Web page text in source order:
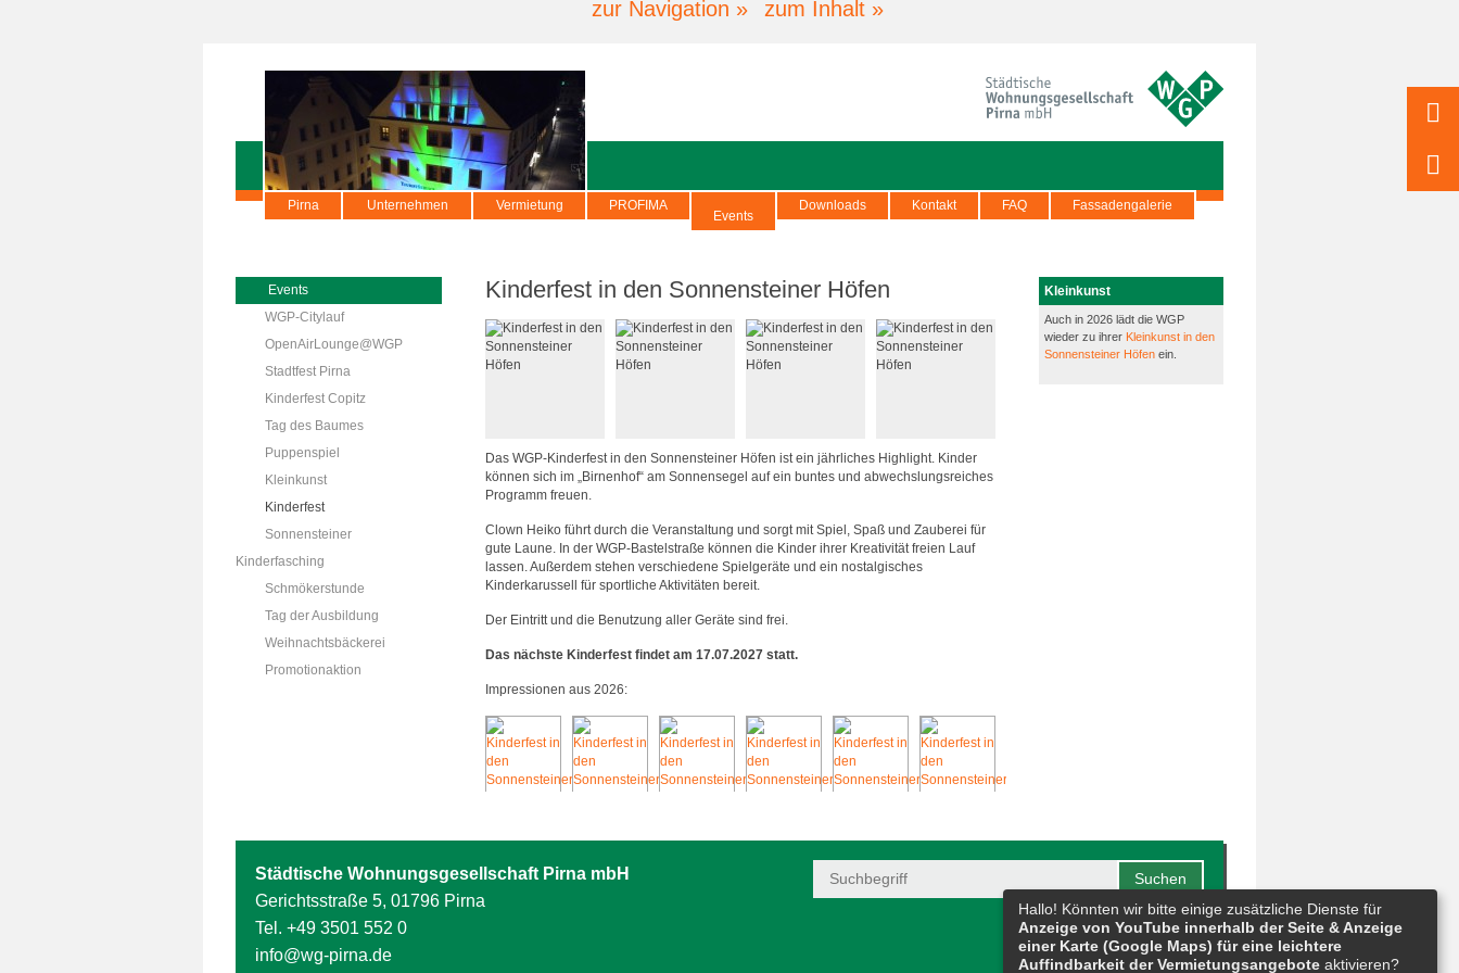
zur Navigation » zum Inhalt »
Pirna Unternehmen Vermietung PROFIMA
Events
Downloads Kontakt FAQ Fassadengalerie
Events
WGP-Citylauf
OpenAirLounge@WGP
Stadtfest Pirna
Kinderfest Copitz
Tag des Baumes
Puppenspiel
Kleinkunst
Kinderfest
Sonnensteiner
Kinderfasching
Schmökerstunde
Tag der Ausbildung
Weihnachtsbäckerei
Promotionaktion
Kinderfest in den Sonnensteiner Höfen
Das WGP-Kinderfest in den Sonnensteiner Höfen ist ein jährliches Highlight. Kinder
können sich im „Birnenhof“ am Sonnensegel auf ein buntes und abwechslungsreiches
Programm freuen.
Clown Heiko führt durch die Veranstaltung und sorgt mit Spiel, Spaß und Zauberei für
gute Laune. In der WGP-Bastelstraße können die Kinder ihrer Kreativität freien Lauf
lassen. Außerdem stehen verschiedene Spielgeräte und ein nostalgisches
Kinderkarussell für sportliche Aktivitäten bereit.
Der Eintritt und die Benutzung aller Geräte sind frei.
Das nächste Kinderfest findet am 17.07.2027 statt.
Impressionen aus 2026:
Kleinkunst
Auch in 2026 lädt die WGP
wieder zu ihrer Kleinkunst in den
Sonnensteiner Höfen ein.
Städtische Wohnungsgesellschaft Pirna mbH
Gerichtsstraße 5, 01796 Pirna
Tel. +49 3501 552 0
info@wg-pirna.de
Hallo! Könnten wir bitte einige zusätzliche Dienste für
Anzeige von YouTube innerhalb der Seite & Anzeige
einer Karte (Google Maps) für eine leichtere
Auffindbarkeit der Vermietungsangebote aktivieren?